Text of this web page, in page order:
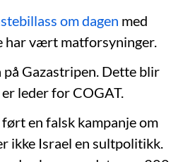
om dagen med
har vært matforsyninger.
på Gazastripen. Dette blir
leder for COGAT.
en falsk kampanje om
ikke Israel en sultpolitikk.